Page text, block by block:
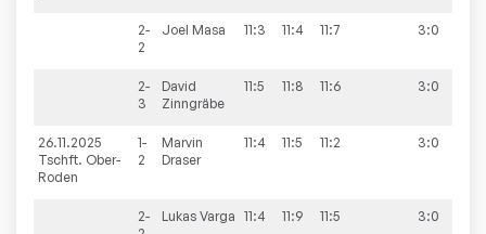
2-
2
Joel Masa 11:3 11:4 11:7 3:0
2-
3
David
Zinngräbe
11:5 11:8 11:6 3:0
26.11.2025
Tschft. Ober-
Roden
1-
2
Marvin
Draser
11:4 11:5 11:2 3:0
2-
Lukas Varga 11:4 11:9 11:5 3:0